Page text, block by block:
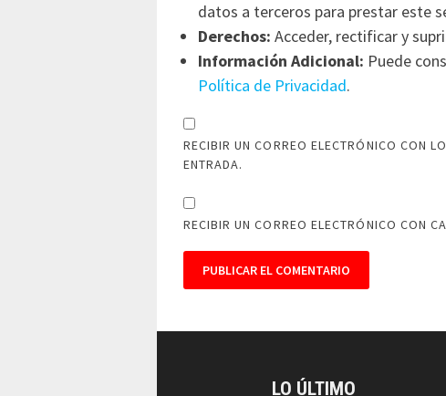
datos a terceros para prestar este
Derechos: Acceder, rectificar y
Información Adicional: Puede
Política de Privacidad.
RECIBIR UN CORREO ELECTRÓNICO CON
ENTRADA.
RECIBIR UN CORREO ELECTRÓNICO CON
LO ÚLTIMO